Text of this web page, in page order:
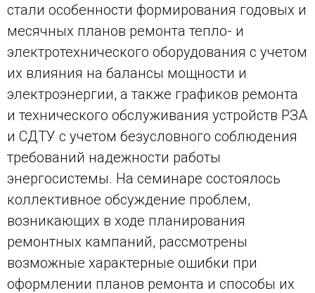
стали особенности формирования годовых и
месячных планов ремонта тепло- и
электротехнического оборудования с учетом
их влияния на балансы мощности и
электроэнергии, а также графиков ремонта
и технического обслуживания устройств РЗА
и СДТУ с учетом безусловного соблюдения
требований надежности работы
энергосистемы. На семинаре состоялось
коллективное обсуждение проблем,
возникающих в ходе планирования
ремонтных кампаний, рассмотрены
возможные характерные ошибки при
оформлении планов ремонта и способы их